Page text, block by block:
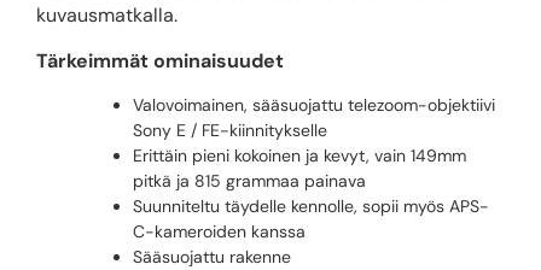
kuvausmatkalla.
Tärkeimmät ominaisuudet
Valovoimainen, sääsuojattu telezoom-objektiivi
Sony E / FE-kiinnitykselle
Erittäin pieni kokoinen ja kevyt, vain 149mm
pitkä ja 815 grammaa painava
Suunniteltu täydelle kennolle, sopii myös APS-
C-kameroiden kanssa
Sääsuojattu rakenne